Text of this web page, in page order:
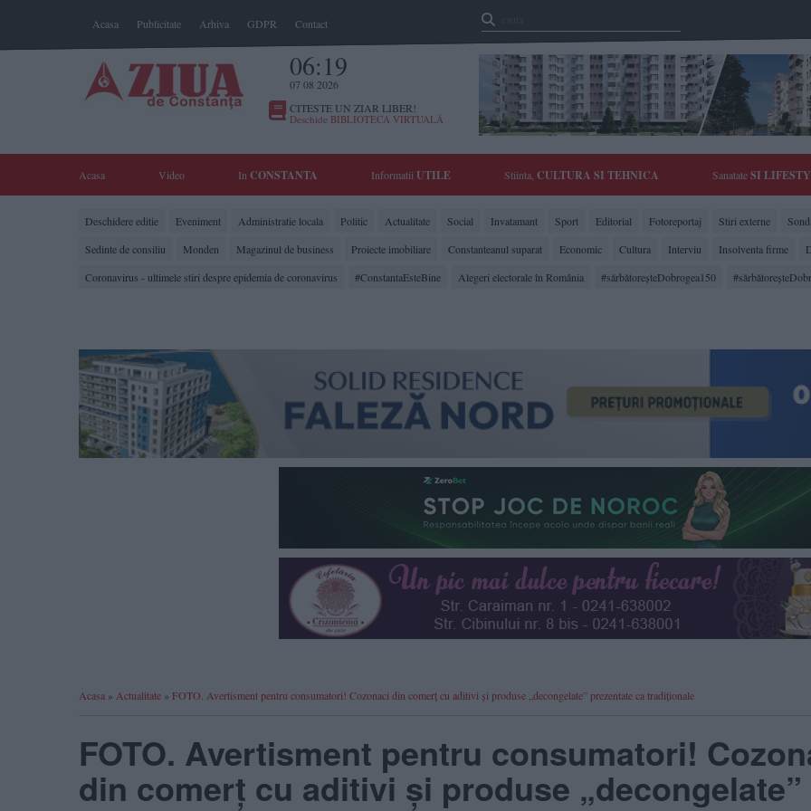
Acasa Publicitate Arhiva GDPR Contact
06:19
07 08 2026
CITESTE UN ZIAR LIBER!
Deschide BIBLIOTECA VIRTUALĂ
Acasa Video In CONSTANTA Informatii UTILE Stiinta, CULTURA SI TEHNICA SanatateSI
Deschidere editie Eveniment Administratie locala Politic Actualitate Social Invatamant Sport Editorial Fotoreportaj Stiri externe
Sedinte de consiliu
Monden Magazinul de business Proiecte imobiliare Constanteanul suparat Economic Cultura Interviu Insolventa firme
Coronavirus - ultimele stiri despre epidemia de coronavirus
#ConstantaEsteBine Alegeri electorale în România #sărbătoreşteDobrogea150
Acasa » Actualitate » FOTO. Avertisment pentru consumatori! Cozonaci din comerț cu aditivi și produse „decongelate” prezentate ca tradiționale
FOTO. Avertisment pentru consumatori!
din comerț cu aditivi și produse „decongelate”